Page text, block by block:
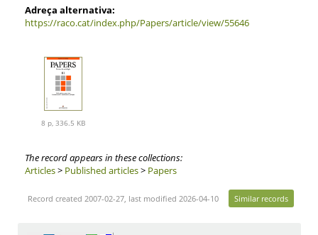
Adreça alternativa:
https://raco.cat/index.php/Papers/article/view/55646
8 p, 336.5 KB
The record appears in these collections:
Articles> Published articles> Papers
Record created 2007-02-27, last modified 2026-04-10 Similar records